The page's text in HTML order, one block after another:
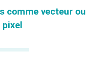
comme vecteur ou
pixel